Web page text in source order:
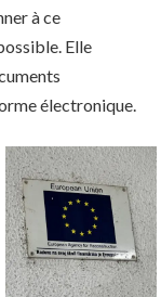
à ce
Elle
électronique.